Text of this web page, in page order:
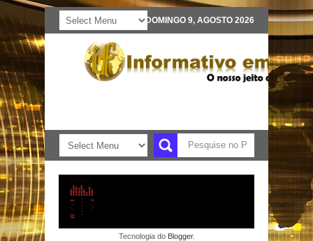
DOMINGO 9, AGOSTO 2026
Tecnologia do Blogger.